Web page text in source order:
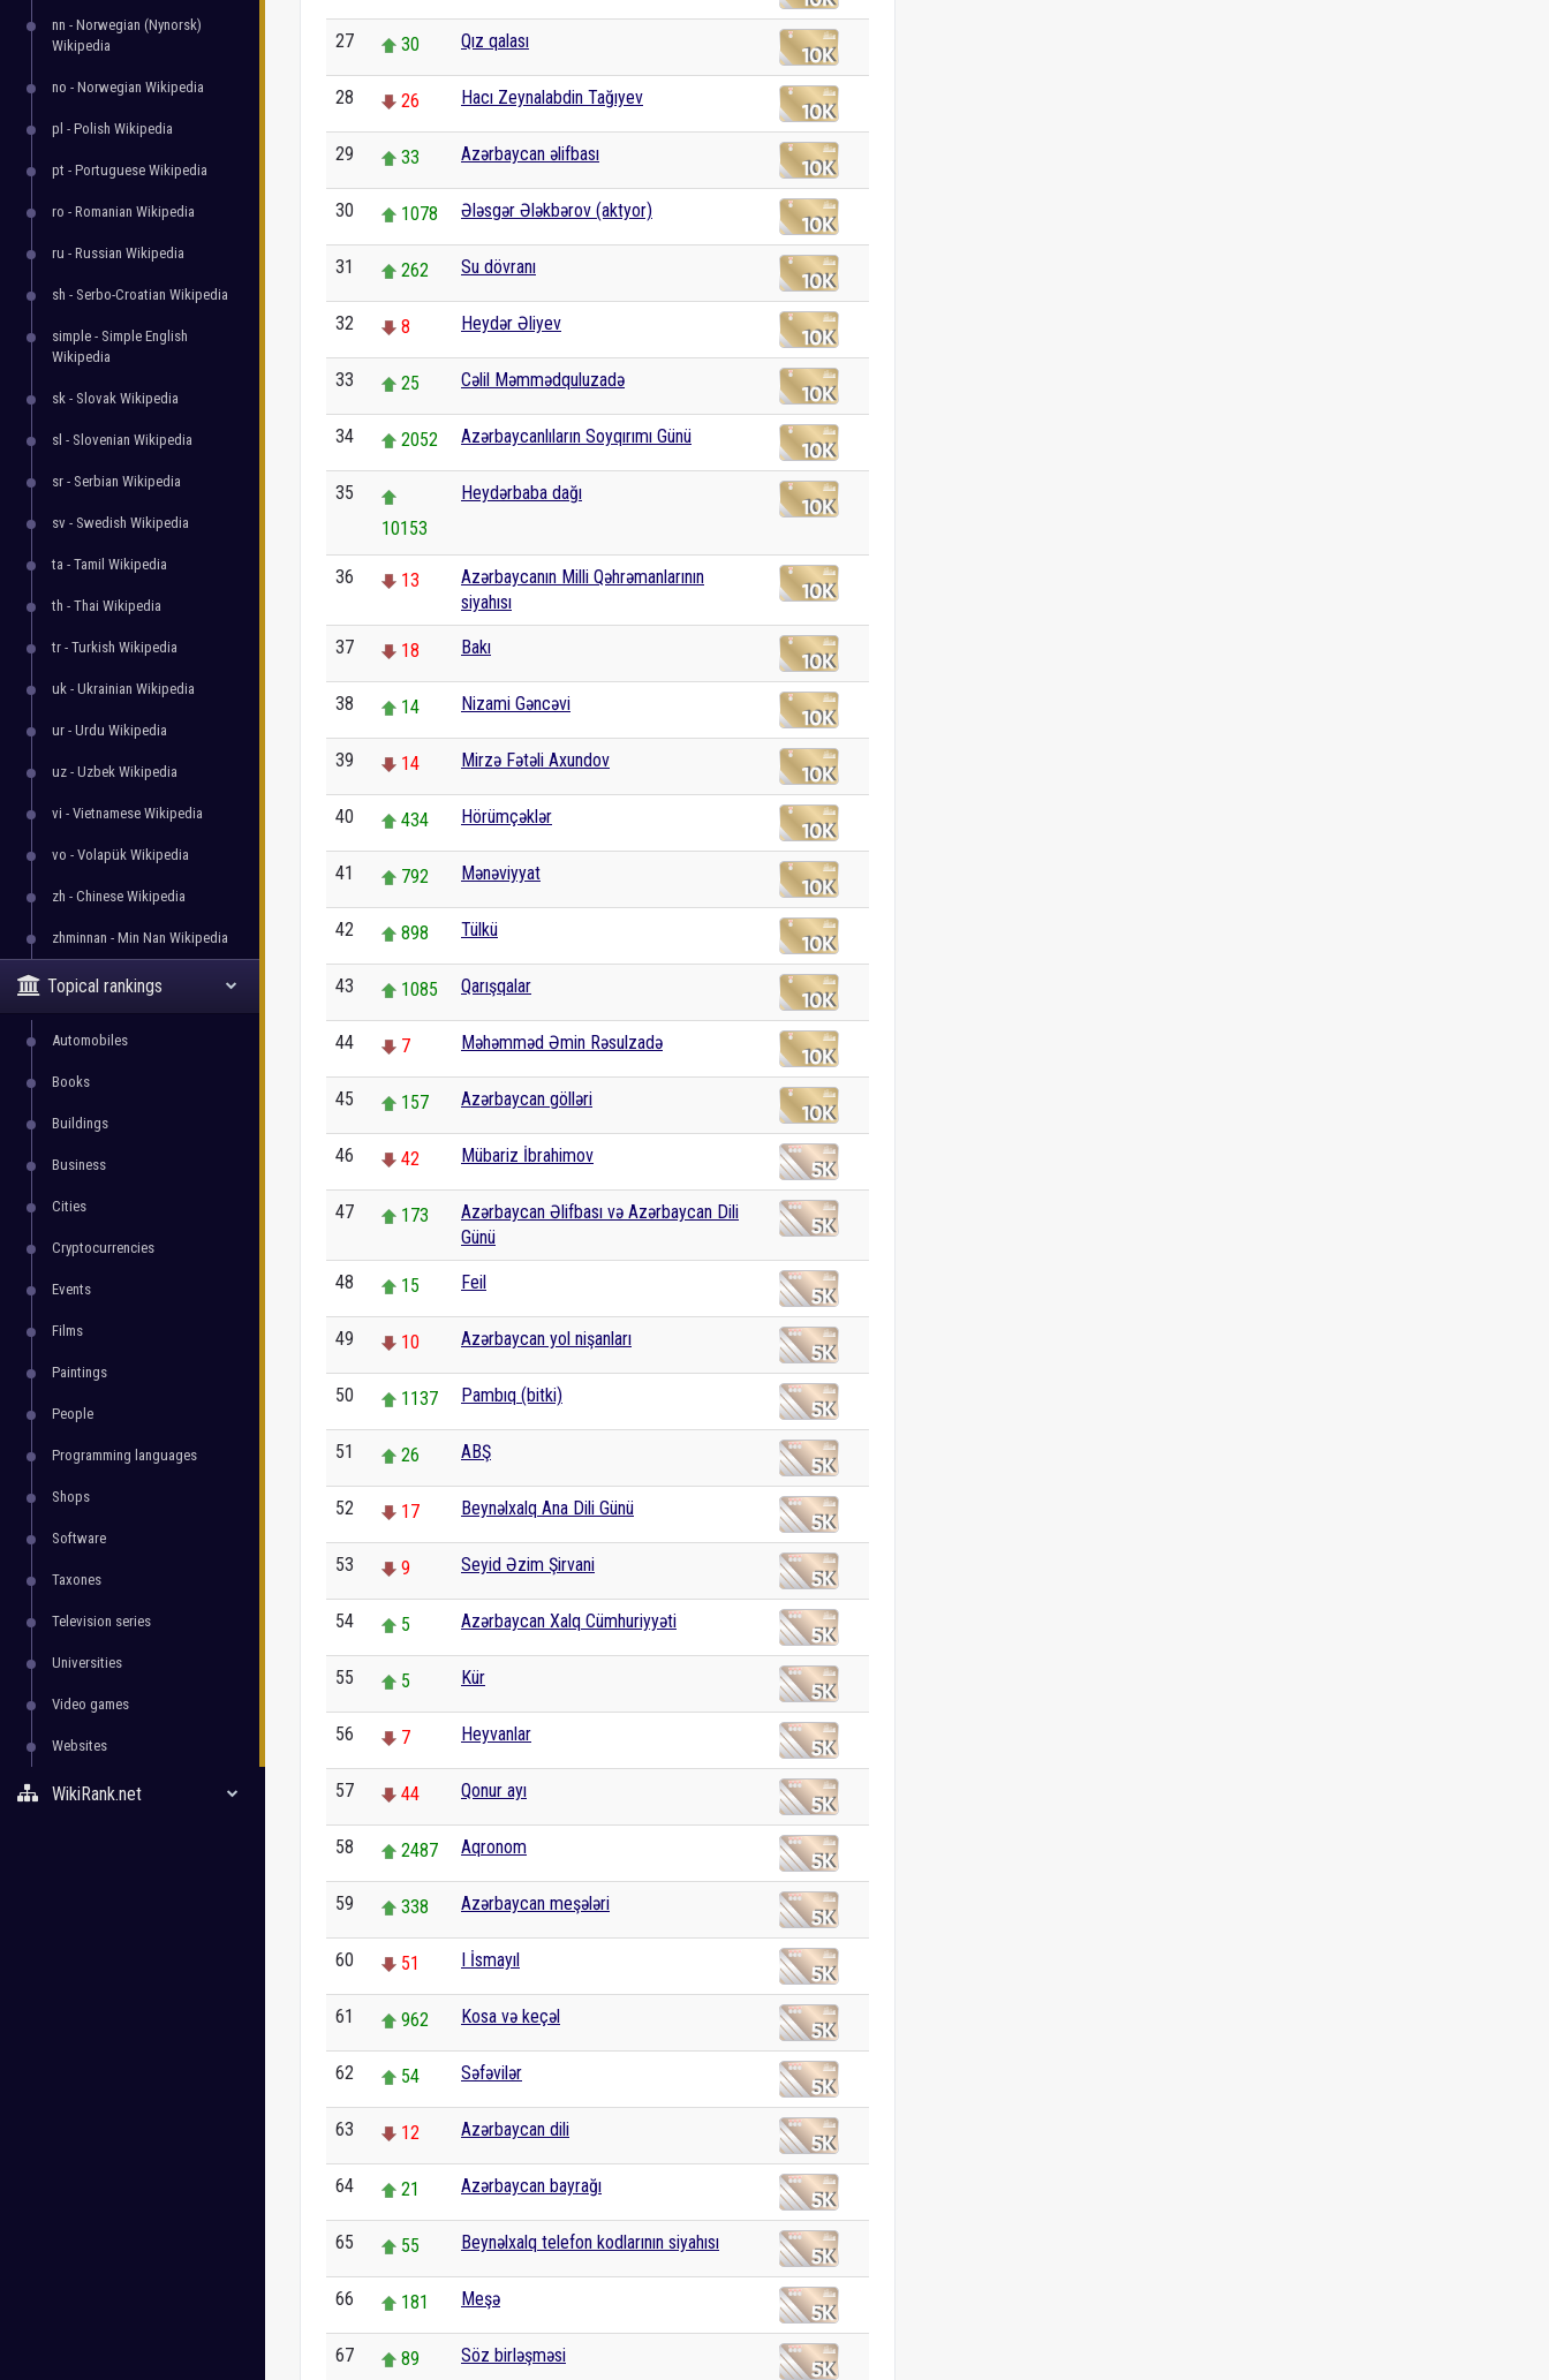
nn - Norwegian (Nynorsk)
Wikipedia
no - Norwegian Wikipedia
pl - Polish Wikipedia
pt - Portuguese Wikipedia
ro - Romanian Wikipedia
ru - Russian Wikipedia
sh - Serbo-Croatian Wikipedia
simple - Simple English
Wikipedia
sk - Slovak Wikipedia
sl - Slovenian Wikipedia
sr - Serbian Wikipedia
sv - Swedish Wikipedia
ta - Tamil Wikipedia
th - Thai Wikipedia
tr - Turkish Wikipedia
uk - Ukrainian Wikipedia
ur - Urdu Wikipedia
uz - Uzbek Wikipedia
vi - Vietnamese Wikipedia
vo - Volapük Wikipedia
zh - Chinese Wikipedia
zhminnan - Min Nan Wikipedia
Topical rankings
Automobiles
Books
Buildings
Business
Cities
Cryptocurrencies
Events
Films
Paintings
People
Programming languages
Shops
Software
Taxones
Television series
Universities
Video games
Websites
WikiRank.net
27 30 Qız qalası
28 26 Hacı Zeynalabdin Tağıyev
29 33 Azərbaycan əlifbası
30 1078 Ələsgər Ələkbərov (aktyor)
31 262 Su dövranı
32 8 Heydər Əliyev
33 25 Cəlil Məmmədquluzadə
34 2052 Azərbaycanlıların Soyqırımı Günü
35
10153
Heydərbaba dağı
36 13
Azərbaycanın Milli Qəhrəmanlarının
siyahısı
37 18 Bakı
38 14 Nizami Gəncəvi
39 14 Mirzə Fətəli Axundov
40 434 Hörümçəklər
41 792 Mənəviyyat
42 898 Tülkü
43 1085 Qarışqalar
44 7 Məhəmməd Əmin Rəsulzadə
45 157 Azərbaycan gölləri
46 42 Mübariz İbrahimov
47 173
Azərbaycan Əlifbası və Azərbaycan Dili
Günü
48 15 Feil
49 10 Azərbaycan yol nişanları
50 1137 Pambıq (bitki)
51 26 ABŞ
52 17 Beynəlxalq Ana Dili Günü
53 9 Seyid Əzim Şirvani
54 5 Azərbaycan Xalq Cümhuriyyəti
55 5 Kür
56 7 Heyvanlar
57 44 Qonur ayı
58 2487 Aqronom
59 338 Azərbaycan meşələri
60 51 I İsmayıl
61 962 Kosa və keçəl
62 54 Səfəvilər
63 12 Azərbaycan dili
64 21 Azərbaycan bayrağı
65 55 Beynəlxalq telefon kodlarının siyahısı
66 181 Meşə
67 89 Söz birləşməsi